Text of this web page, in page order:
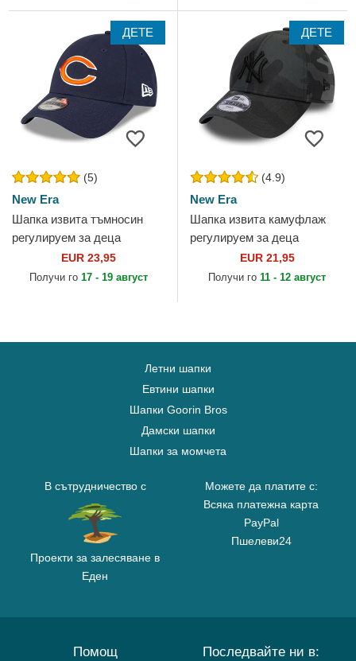
ДЕТЕ
(5)
New Era
Шапка извита тъмносин
регулируем за деца
9FORTY The League на
Chicago Bears NFL от New
EUR 23,95
Получи го 17 - 19 август
ДЕТЕ
(4.9)
New Era
Шапка извита камуфлаж
регулируем за деца
9FORTY League Essential
на New York Yankees MLB
EUR 21,95
Получи го 11 - 12 август
Летни шапки
Евтини шапки
Шапки Goorin Bros
Дамски шапки
Шапки за момчета
В сътрудничество с
Проекти за залесяване в
Еден
Можете да платите с:
Всяка платежна карта
PayPal
Пшелеви24
Помощ Последвайте ни в: